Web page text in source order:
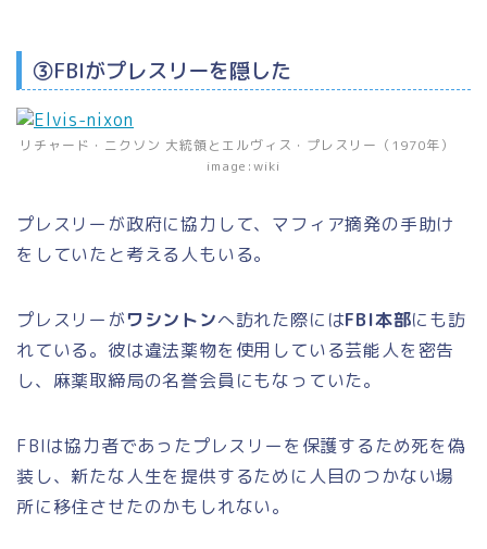
③FBIがプレスリーを隠した
リチャード・ニクソン 大統領とエルヴィス・プレスリー（1970年）
image:wiki
プレスリーが政府に協力して、マフィア摘発の手助け
をしていたと考える人もいる。
プレスリーがワシントンへ訪れた際にはFBI本部にも訪
れている。彼は違法薬物を使用している芸能人を密告
し、麻薬取締局の名誉会員にもなっていた。
FBIは協力者であったプレスリーを保護するため死を偽
装し、新たな人生を提供するために人目のつかない場
所に移住させたのかもしれない。